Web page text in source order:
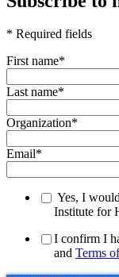
* Required fields
First name*
Last name*
Organization*
Email*
Yes, I
Institute for
I confirm I
and Terms